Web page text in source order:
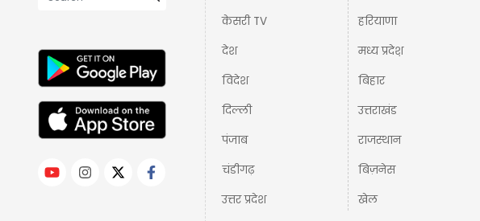
केसरी TV
देश
विदेश
दिल्ली
पंजाब
चंडीगढ़
उत्तर प्रदेश
हरियाणा
मध्य प्रदेश़
बिहार
उत्तराखंड
राजस्थान
बिज़नेस
खेल